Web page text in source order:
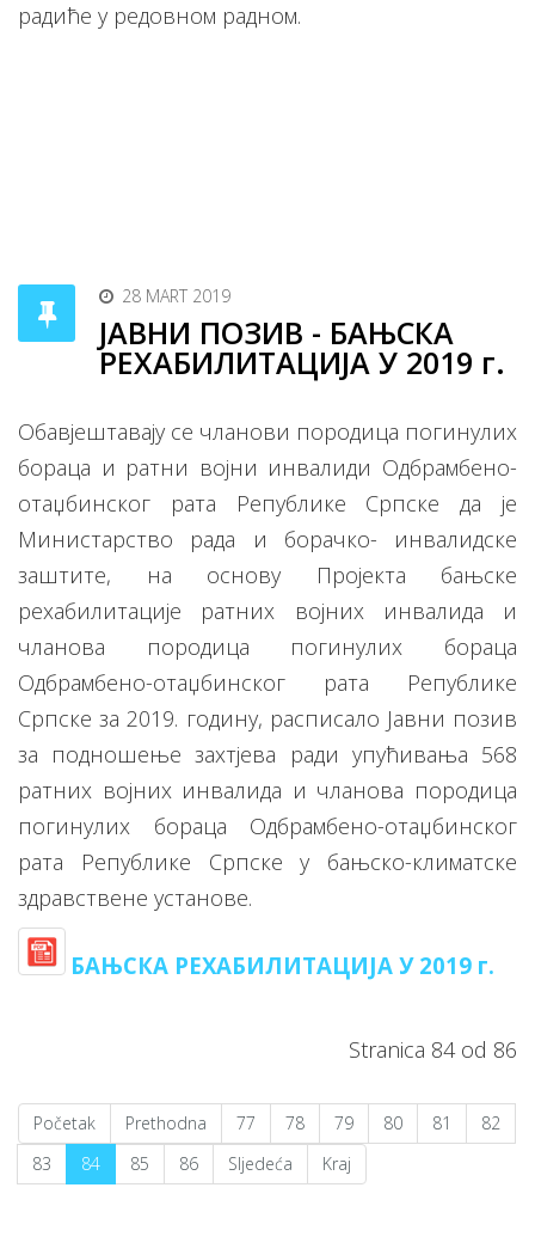
радиће у редовном радном.
28 MART 2019
ЈАВНИ ПОЗИВ - БАЊСКА
РЕХАБИЛИТАЦИJA У 2019 г.
Обавјештавају се чланови породица погинулих
бораца и ратни војни инвалиди Одбрамбено-
отаџбинског рата Републике Српске да је
Министарство рада и борачко- инвалидске
заштите, на основу Пројекта бањске
рехабилитације ратних војних инвалида и
чланова породица погинулих бораца
Одбрамбено-отаџбинског рата Републике
Српске за 2019. годину, расписало Јавни позив
за подношење захтјева ради упућивања 568
ратних војних инвалида и чланова породица
погинулих бораца Одбрамбено-отаџбинског
рата Републике Српске у бањско-климатске
здравствене установе.
БАЊСКА РЕХАБИЛИТАЦИJA У 2019 г.
Stranica 84 od 86
Početak Prethodna 77 78 79 80 81
82
83
84 85 86 Sljedeća Kraj